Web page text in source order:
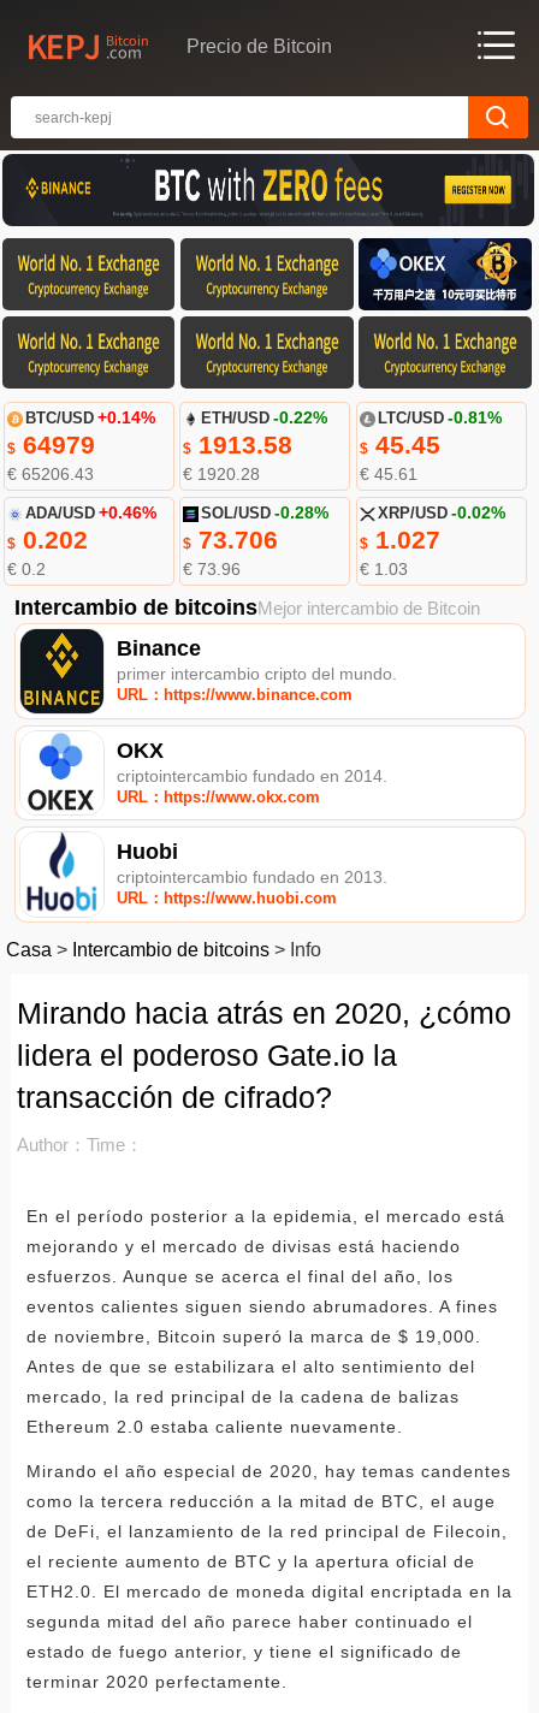
Precio de Bitcoin
BTC/USD +0.14%
$64979
€ 65206.43
ETH/USD -0.22%
$ 1913.58
€ 1920.28
LTC/USD -0.81%
$45.45
€ 45.61
ADA/USD +0.46%
$0.202
€ 0.2
SOL/USD -0.28%
$ 73.706
€ 73.96
XRP/USD -0.02%
$1.027
€ 1.03
Intercambio de bitcoinsMejor intercambio de Bitcoin
Binance
primer intercambio cripto del mundo.
URL：https://www.binance.com
OKX
criptointercambio fundado en 2014.
URL：https://www.okx.com
Huobi
criptointercambio fundado en 2013.
URL：https://www.huobi.com
Casa > Intercambio de bitcoins > Info
Mirando hacia atrás en 2020, ¿cómo
lidera el poderoso Gate.io la
transacción de cifrado?
Author： Time：
En el período posterior a la epidemia, el mercado está
mejorando y el mercado de divisas está haciendo
esfuerzos. Aunque se acerca el final del año, los
eventos calientes siguen siendo abrumadores. A fines
de noviembre, Bitcoin superó la marca de $ 19,000.
Antes de que se estabilizara el alto sentimiento del
mercado, la red principal de la cadena de balizas
Ethereum 2.0 estaba caliente nuevamente.
Mirando el año especial de 2020, hay temas candentes
como la tercera reducción a la mitad de BTC, el auge
de DeFi, el lanzamiento de la red principal de Filecoin,
el reciente aumento de BTC y la apertura oficial de
ETH2.0. El mercado de moneda digital encriptada en la
segunda mitad del año parece haber continuado el
estado de fuego anterior, y tiene el significado de
terminar 2020 perfectamente.